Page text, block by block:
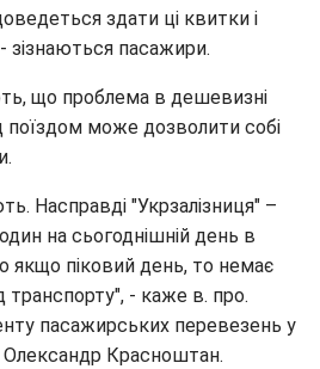
здати ці квитки і
зізнаються пасажири.
що проблема в дешевизні
поїздом може дозволити собі
Насправді "Укрзалізниця" –
на сьогоднішній день в
якщо піковий день, то немає
транспорту", - каже в. про.
пасажирських перевезень у
Олександр Красноштан.